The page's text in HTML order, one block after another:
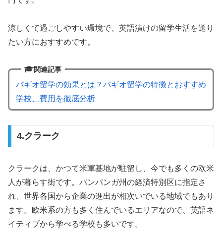
涼しくて過ごしやすい環境で、英語漬けの留学生活を送り
たい方におすすめです。
関連記事
バギオ留学の効果とは？バギオ留学の特徴とおすすめ
学校、費用を徹底分析
4.クラーク
クラークは、かつて米軍基地が駐留し、今でも多くの欧米
人が暮らす街です。パンパンガ州の経済特別区に指定さ
れ、世界各国から企業の進出が相次いでいる地域でもあり
ます。欧米系の方も多く住んでいるエリアなので、英語ネ
イティブから学べる学校も多いです。